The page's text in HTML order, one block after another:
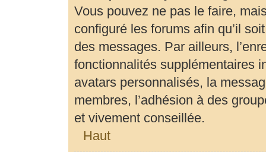
Vous pouvez ne pas le faire,
configuré les forums afin qu’il
des messages. Par ailleurs,
fonctionnalités supplémentaires
avatars personnalisés, la
membres, l’adhésion à des
et vivement conseillée.
Haut